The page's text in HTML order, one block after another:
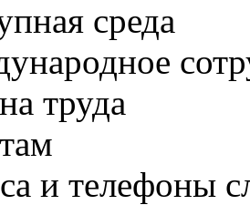
среда
труда
и телефоны